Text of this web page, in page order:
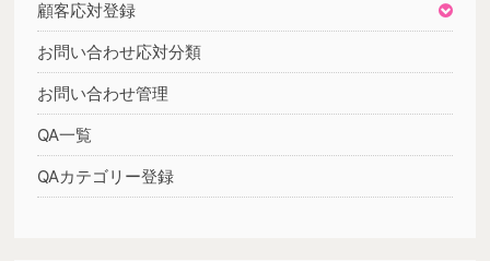
顧客応対登録
お問い合わせ応対分類
お問い合わせ管理
QA一覧
QAカテゴリー登録